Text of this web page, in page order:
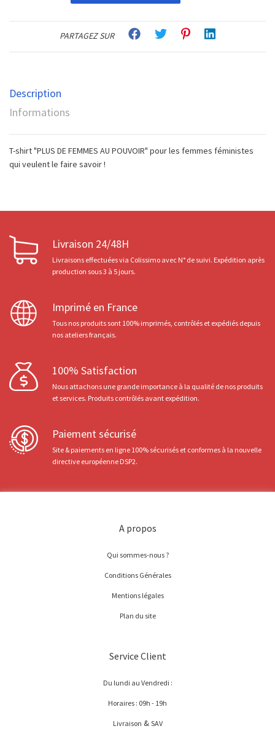
PARTAGEZ SUR
Description
Informations
T-shirt "PLUS DE FEMMES AU POUVOIR" pour les femmes féministes
qui veulent le faire savoir !
Livraison 24/48H
Livraisons effectuées via Colissimo avec N° de suivi. Expédition après
production sous 3 à 5 jours.
Imprimé en France
Tous nos produits sont 100% imprimés, contrôlés et expédiés depuis
nos ateliers français.
100% Satisfaction
Nous attachons une grande importance à la qualité de nos produits
et services. Produits contrôlés avant expédition.
Paiement sécurisé
Site & paiements en ligne 100% sécurisés et conformes à la nouvelle
directive européenne DSP2.
A propos
Qui sommes-nous ?
Conditions Générales
Mentions légales
Plan du site
Service Client
Du lundi au Vendredi :
Horaires : 09h - 19h
Livraison & SAV